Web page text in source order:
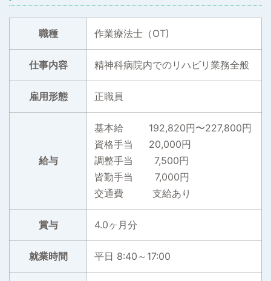
職種 作業療法士（OT)
仕事内容 精神科病院内でのリハビリ業務全般
雇用形態 正職員
給与
基本給 192,820円〜227,800円
資格手当 20,000円
調整手当 7,500円
皆勤手当 7,000円
交通費 支給あり
賞与 4.0ヶ月分
就業時間 平日 8:40～17:00